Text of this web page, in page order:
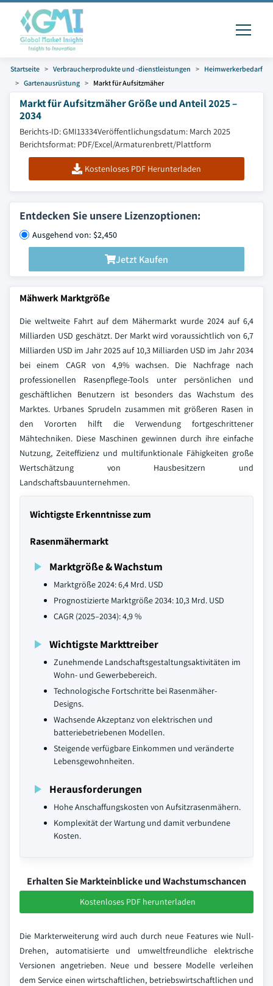
Startseite Verbraucherprodukte und -dienstleistungen
Heimwerkerbedarf
Gartenausrüstung
Markt für Aufsitzmäher
Markt für Aufsitzmäher Größe und Anteil 2025 –
2034
Berichts-ID: GMI13334Veröffentlichungsdatum: March 2025
Berichtsformat: PDF/Excel/Armaturenbrett/Plattform
Kostenloses PDF Herunterladen
Entdecken Sie unsere Lizenzoptionen:
Ausgehend von: $2,450
Jetzt Kaufen
Mähwerk Marktgröße
Die weltweite Fahrt auf dem Mähermarkt wurde 2024 auf 6,4
Milliarden USD geschätzt. Der Markt wird voraussichtlich von 6,7
Milliarden USD im Jahr 2025 auf 10,3 Milliarden USD im Jahr 2034
bei einem CAGR von 4,9% wachsen. Die Nachfrage nach
professionellen Rasenpflege-Tools unter persönlichen und
geschäftlichen Benutzern ist besonders das Wachstum des
Marktes. Urbanes Sprudeln zusammen mit größeren Rasen in
den Vororten hilft die Verwendung fortgeschrittener
Mähtechniken. Diese Maschinen gewinnen durch ihre einfache
Nutzung, Zeiteffizienz und multifunktionale Fähigkeiten große
Wertschätzung von Hausbesitzern und
Landschaftsbauunternehmen.
Wichtigste Erkenntnisse zum
Rasenmähermarkt
Marktgröße & Wachstum
Marktgröße 2024: 6,4 Mrd. USD
Prognostizierte Marktgröße 2034: 10,3 Mrd. USD
CAGR (2025–2034): 4,9 %
Wichtigste Markttreiber
Zunehmende Landschaftsgestaltungsaktivitäten im
Wohn- und Gewerbebereich.
Technologische Fortschritte bei Rasenmäher-
Designs.
Wachsende Akzeptanz von elektrischen und
batteriebetriebenen Modellen.
Steigende verfügbare Einkommen und veränderte
Lebensgewohnheiten.
Herausforderungen
Hohe Anschaffungskosten von Aufsitzrasenmähern.
Komplexität der Wartung und damit verbundene
Kosten.
Erhalten Sie Markteinblicke und Wachstumschancen
Kostenloses PDF herunterladen
Die Markterweiterung wird auch durch neue Features wie Null-
Drehen, automatisierte und umweltfreundliche elektrische
Versionen angetrieben. Neue und bessere Modelle verleihen
dem Service einen wirtschaftlichen, betriebswirtschaftlichen und